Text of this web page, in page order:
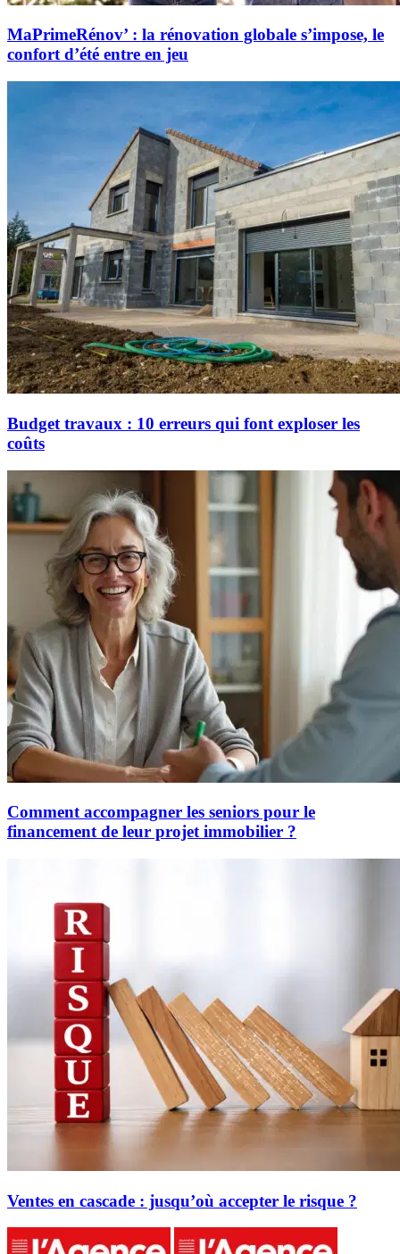
MaPrimeRénov’ : la rénovation globale s’impose, le
confort d’été entre en jeu
Budget travaux : 10 erreurs qui font exploser les
coûts
Comment accompagner les seniors pour le
financement de leur projet immobilier ?
Ventes en cascade : jusqu’où accepter le risque ?